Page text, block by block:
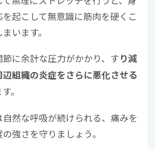
起こして無意識に筋肉を硬くこ
います。
に余計な圧力がかかり、すり減
組織の炎症をさらに悪化させる
。
自然な呼吸が続けられる、痛みを
強さを守りましょう。